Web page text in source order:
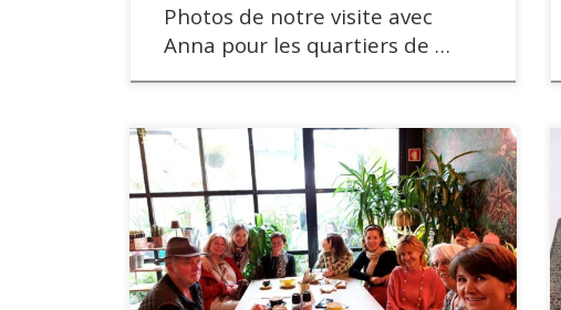
Photos de notre visite avec
Anna pour les quartiers de …